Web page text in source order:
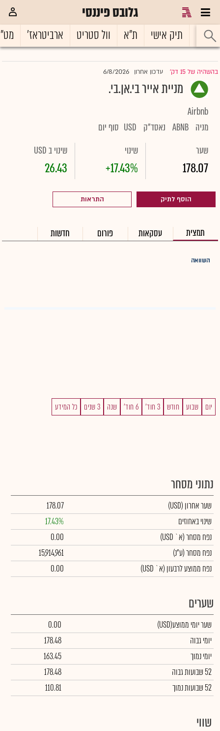
גלובס פיננסי
ראשי תיק אישי ת"א וול סטריט ארביטראז'
בהשהיה של 15 דק' |עדכון אחרון 6/8/2026
מניית אייר בי.אן.בי.
Airbnb
מניה ABNB נאסד"ק USD סוף יום
שער
178.07
שינוי
+17.43%
שינוי ב USD
26.43
הוסף לתיק התראות
תמצית עסקאות פורום חדשות
השוואה
יום שבוע חודש 3 חוד' 6 חוד' שנה 3 שנים כל המידע
נתוני מסחר
שער אחרון (USD)
178.07
שינוי באחוזים
17.43%
נפח מסחר(א` USD)
0.00
נפח מסחר(ע"נ)
15,914,961
נפח ממוצע לרבעון (א` USD)
0.00
שערים
שער יומי ממוצע(USD)
0.00
יומי גבוה
178.48
יומי נמוך
163.45
52 שבועות גבוה
178.48
52 שבועות נמוך
110.81
שווי